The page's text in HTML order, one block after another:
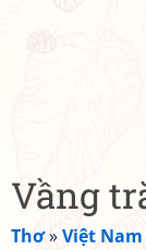
Vầng
Thơ»Việt Nam